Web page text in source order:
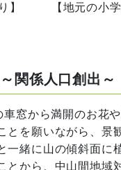
【地元の小学生
関係人口創出～
窓から満開のお花
とを願いながら、
一緒に山の傾斜面
とから、中山間地域